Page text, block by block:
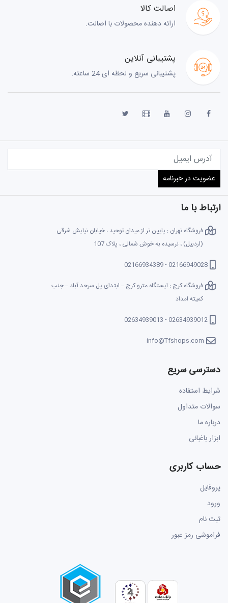
اصالت کالا
ارائه دهنده محصولات با اصالت.
پشتیبانی آنلاین
پشتیبانی سریع و لحظه ای 24 ساعته.
ارتباط با ما
فروشگاه تهران : پایین تر از میدان توحید ، خیابان نیایش شرقی
(اردبیل) ، نرسیده به خوش شمالی ، پلاک 107
02166949028 - 02166934389
فروشگاه کرج : ایستگاه مترو کرج – ابتدای پل سرحد آباد – جنب
کمیته امداد
02634939012 - 02634939013
info@Tfshops.com
دسترسی سریع
شرایط استفاده
سوالات متداول
درباره ما
ابزار باغبانی
حساب کاربری
پروفایل
ورود
ثبت نام
فراموشی رمز عبور